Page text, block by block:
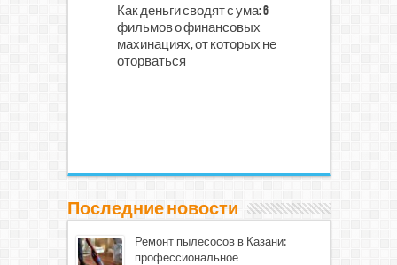
Как деньги сводят с ума: 6
фильмов о финансовых
махинациях, от которых не
оторваться
Последние новости
Ремонт пылесосов в Казани:
профессиональное